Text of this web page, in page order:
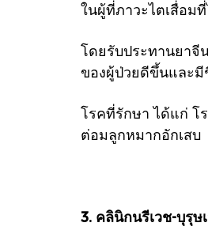
ในผู้ที่ภาวะไตเสื่อม
โดยรับประทานยาจี
ของผู้ป่วยดีขึ้นและ
โรคที่รักษา ได้แก่ โ
ต่อมลูกหมากอักเสบ
3. คลินิกนรีเวช-บุรุษ